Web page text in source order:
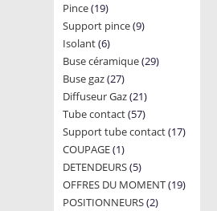
Pince 1919
products
Support pince 99
Isolant 66
products
Buse céramique 2929
Buse gaz 2727
products
Diffuseur Gaz 2121
products
Tube contact 5757
products
Support tube contact 1717
COUPAGE 11
product
DETENDEURS 55
products
OFFRES DU MOMENT 1919
POSITIONNEURS 22